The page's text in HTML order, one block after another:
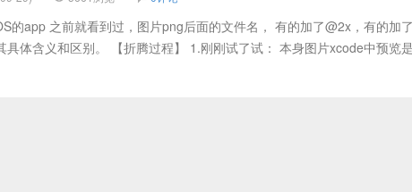
的app 之前就看到过，图片png后面的文件名， 有的加了@2x，有的加
具体含义和区别。 【折腾过程】 1.刚刚试了试： 本身图片xcode中预览